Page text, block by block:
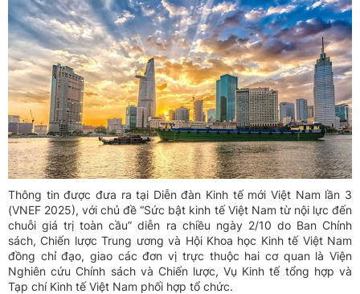
Thông tin được đưa ra tại Diễn đàn Kinh tế mới Việt Nam lần 3
(VNEF 2025), với chủ đề “Sức bật kinh tế Việt Nam từ nội lực đến
chuỗi giá trị toàn cầu” diễn ra chiều ngày 2/10 do Ban Chính
sách, Chiến lược Trung ương và Hội Khoa học Kinh tế Việt Nam
đồng chỉ đạo, giao các đơn vị trực thuộc hai cơ quan là Viện
Nghiên cứu Chính sách và Chiến lược, Vụ Kinh tế tổng hợp và
Tạp chí Kinh tế Việt Nam phối hợp tổ chức.